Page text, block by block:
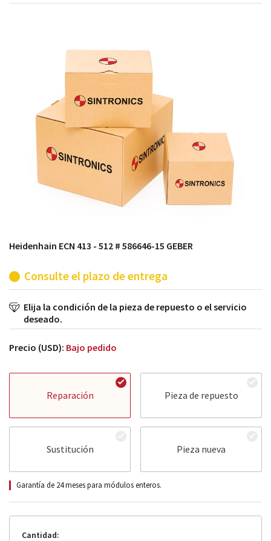
Heidenhain ECN 413 - 512 # 586646-15 GEBER
Consulte el plazo de entrega
Elija la condición de la pieza de repuesto o el servicio
deseado.
Precio (USD): Bajo pedido
Reparación Pieza de repuesto
Sustitución Pieza nueva
Garantía de 24 meses para módulos enteros.
Cantidad: